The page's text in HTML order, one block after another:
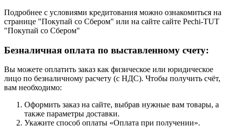
Подробнее с условиями кредитования можно ознакомиться на
странице "Покупай со Сбером" или на сайте сайте Pechi-TUT
"Покупай со Сбером"
Безналичная оплата по выставленному счету:
Вы можете оплатить заказ как физическое или юридическое
лицо по безналичному расчету (с НДС). Чтобы получить счёт,
вам необходимо:
Оформить заказ на сайте, выбрав нужные вам товары, а
также параметры доставки.
Укажите способ оплаты «Оплата при получении».